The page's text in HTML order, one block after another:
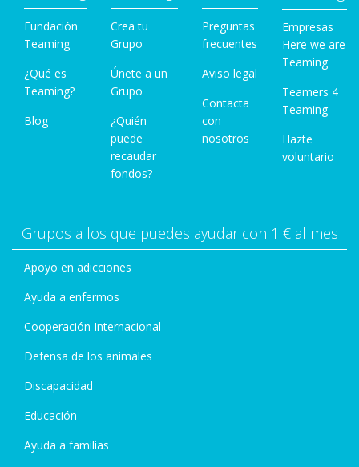
Fundación
Teaming
¿Qué es
Teaming?
Blog
Crea tu
Grupo
Únete a un
Grupo
¿Quién
puede
recaudar
fondos?
Preguntas
frecuentes
Aviso legal
Contacta
con
nosotros
Empresas
Here we are
Teaming
Teamers 4
Teaming
Hazte
voluntario
Grupos a los que puedes ayudar con 1 € al mes
Apoyo en adicciones
Ayuda a enfermos
Cooperación Internacional
Defensa de los animales
Discapacidad
Educación
Ayuda a familias